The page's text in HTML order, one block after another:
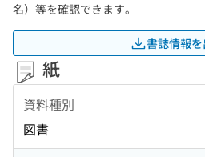
名）等を確認できます。
書誌情報を
紙
資料種別
図書